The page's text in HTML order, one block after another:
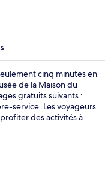
cinq minutes en
de la Maison du
gratuits suivants :
service. Les voyageurs
des activités à
figurent
vraiment le